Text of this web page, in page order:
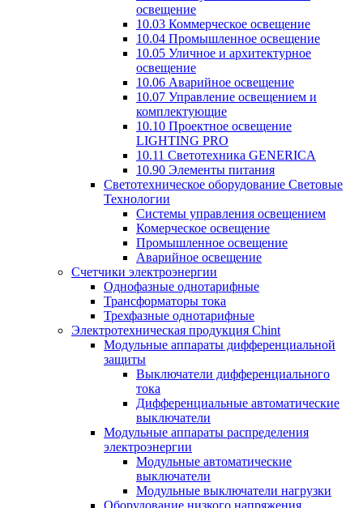
освещение
10.03 Коммерческое освещение
10.04 Промышленное освещение
10.05 Уличное и архитектурное
освещение
10.06 Аварийное освещение
10.07 Управление освещением и
комплектующие
10.10 Проектное освещение
LIGHTING PRO
10.11 Светотехника GENERICA
10.90 Элементы питания
Светотехническое оборудование Световые
Технологии
Системы управления освещением
Комерческое освещение
Промышленное освещение
Аварийное освещение
Счетчики электроэнергии
Однофазные однотарифные
Трансформаторы тока
Трехфазные однотарифные
Электротехническая продукция Chint
Модульные аппараты дифференциальной
защиты
Выключатели дифференциального
тока
Дифференциальные автоматические
выключатели
Модульные аппараты распределения
электроэнергии
Модульные автоматические
выключатели
Модульные выключатели нагрузки
Оборудование низкого напряжения